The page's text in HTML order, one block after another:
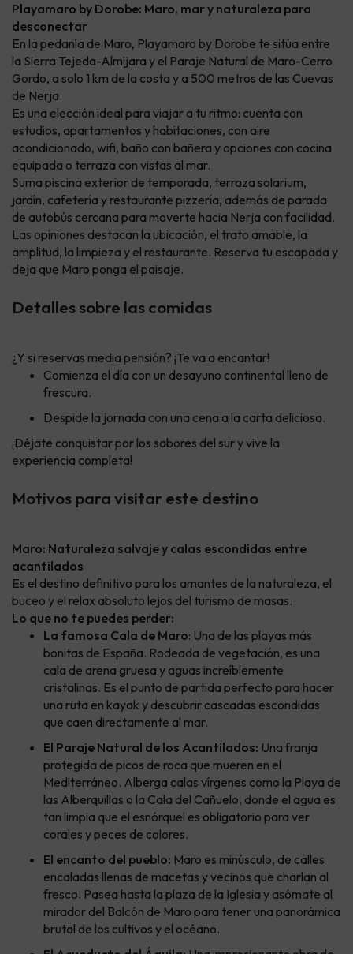
Playamaro by Dorobe: Maro, mar y naturaleza para
desconectar
En la pedanía de Maro, Playamaro by Dorobe te sitúa entre
la Sierra Tejeda-Almijara y el Paraje Natural de Maro-Cerro
Gordo, a solo 1 km de la costa y a 500 metros de las Cuevas
de Nerja.
Es una elección ideal para viajar a tu ritmo: cuenta con
estudios, apartamentos y habitaciones, con aire
acondicionado, wifi, baño con bañera y opciones con cocina
equipada o terraza con vistas al mar.
Suma piscina exterior de temporada, terraza solarium,
jardín, cafetería y restaurante pizzería, además de parada
de autobús cercana para moverte hacia Nerja con facilidad.
Las opiniones destacan la ubicación, el trato amable, la
amplitud, la limpieza y el restaurante. Reserva tu escapada y
deja que Maro ponga el paisaje.
Detalles sobre las comidas
¿Y si reservas media pensión? ¡Te va a encantar!
Comienza el día con un desayuno continental lleno de
frescura.
Despide la jornada con una cena a la carta deliciosa.
¡Déjate conquistar por los sabores del sur y vive la
experiencia completa!
Motivos para visitar este destino
Maro: Naturaleza salvaje y calas escondidas entre
acantilados
Es el destino definitivo para los amantes de la naturaleza, el
buceo y el relax absoluto lejos del turismo de masas.
Lo que no te puedes perder:
La famosa Cala de Maro: Una de las playas más
bonitas de España. Rodeada de vegetación, es una
cala de arena gruesa y aguas increíblemente
cristalinas. Es el punto de partida perfecto para hacer
una ruta en kayak y descubrir cascadas escondidas
que caen directamente al mar.
El Paraje Natural de los Acantilados: Una franja
protegida de picos de roca que mueren en el
Mediterráneo. Alberga calas vírgenes como la Playa de
las Alberquillas o la Cala del Cañuelo, donde el agua es
tan limpia que el esnórquel es obligatorio para ver
corales y peces de colores.
El encanto del pueblo: Maro es minúsculo, de calles
encaladas llenas de macetas y vecinos que charlan al
fresco. Pasea hasta la plaza de la Iglesia y asómate al
mirador del Balcón de Maro para tener una panorámica
brutal de los cultivos y el océano.